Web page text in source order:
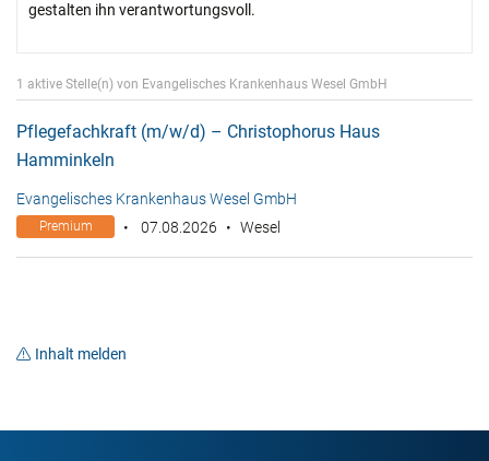
gestalten ihn verantwortungsvoll.
1 aktive Stelle(n) von Evangelisches Krankenhaus Wesel GmbH
Pflegefachkraft (m/w/d) – Christophorus Haus
Hamminkeln
Evangelisches Krankenhaus Wesel GmbH
Premium 07.08.2026 Wesel
Inhalt melden